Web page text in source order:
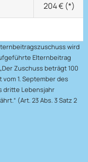
204 € (*)
wird
Elternbeitrag
Zuschuss beträgt 100
1. September des
dritte Lebensjahr
(Art. 23 Abs. 3 Satz 2